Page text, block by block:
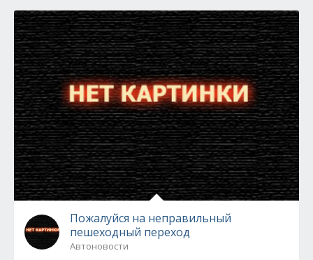
Пожалуйся на неправильный
пешеходный переход
Автоновости